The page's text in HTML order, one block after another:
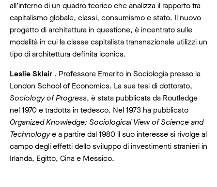
all’interno di un quadro teorico che analizza il rapporto tra
capitalismo globale, classi, consumismo e stato. Il nuovo
progetto di architettura in questione, è incentrato sulle
modalità in cui la classe capitalista transnazionale utilizzi un
tipo di architettura definita iconica.
Leslie Sklair . Professore Emerito in Sociologia presso la
London School of Economics. La sua tesi di dottorato,
Sociology of Progress, è stata pubblicata da Routledge
nel 1970 e tradotta in tedesco. Nel 1973 ha pubblicato
Organized Knowledge: Sociological View of Science and
Technologye a partire dal 1980 il suo interesse si rivolge al
campo degli effetti dello sviluppo di investimenti stranieri in
Irlanda, Egitto, Cina e Messico.